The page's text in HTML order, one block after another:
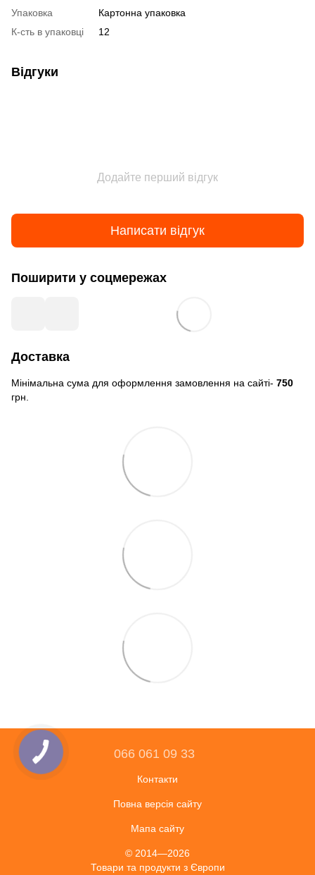
Упаковка
Картонна упаковка
К-сть в упаковці
12
Відгуки
Додайте перший відгук
Написати відгук
Поширити у соцмережах
Доставка
Мінімальна сума для оформлення замовлення на сайті- 750
грн.
066 061 09 33
Контакти
Повна версія сайту
Мапа сайту
© 2014—2026
Товари та продукти з Європи